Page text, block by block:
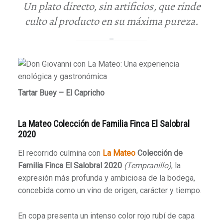
Un plato directo, sin artificios, que rinde
culto al producto en su máxima pureza.
Tartar Buey – El Capricho
La Mateo Colección de Familia Finca El Salobral
2020
El recorrido culmina con La MateoColección de
Familia Finca El Salobral 2020 (Tempranillo), la
expresión más profunda y ambiciosa de la bodega,
concebida como un vino de origen, carácter y tiempo.
En copa presenta un intenso color rojo rubí de capa